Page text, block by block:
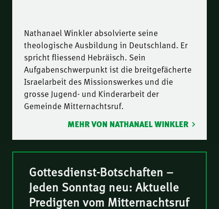
Nathanael Winkler absolvierte seine
theologische Ausbildung in Deutschland. Er
spricht fliessend Hebräisch. Sein
Aufgabenschwerpunkt ist die breitgefächerte
Israelarbeit des Missionswerkes und die
grosse Jugend- und Kinderarbeit der
Gemeinde Mitternachtsruf.
MEHR VON NATHANAEL WINKLER
Gottesdienst-Botschaften –
Jeden Sonntag neu: Aktuelle
Predigten vom Mitternachtsruf